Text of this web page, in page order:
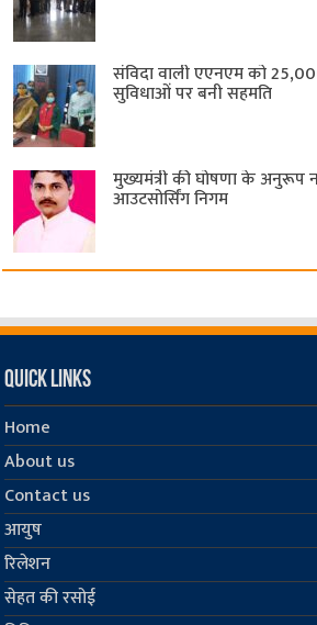
संविदा वाली एएनएम को
सुविधाओं पर बनी सहमति
मुख्यमंत्री की घोषणा के अनुरूप
आउटसोर्सिंग निगम
Quick Links
Home
About us
Contact us
आयुष
रिलेशन
सेहत की रसोई